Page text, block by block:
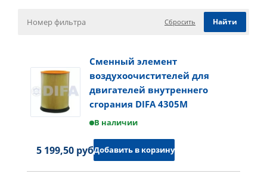
Сбросить
Сменный элемент
воздухоочистителей для
двигателей внутреннего
сгорания DIFA 4305M
В наличии
5 199,50 руб.Добавить в корзину